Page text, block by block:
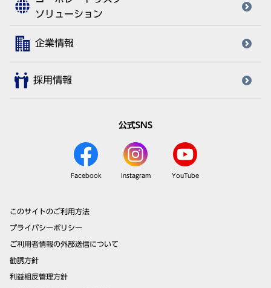
ソリューション
企業情報
採用情報
公式SNS
Facebook Instagram YouTube
このサイトのご利用方法
プライバシーポリシー
ご利用者情報の外部送信について
勧誘方針
利益相反管理方針